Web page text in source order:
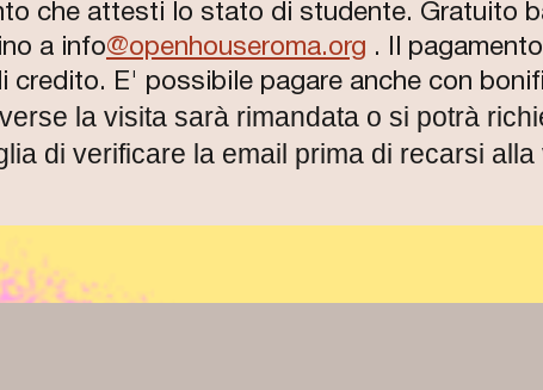
che attesti lo stato di studente. Gratuito
a info@openhouseroma.org . Il
credito. E' possibile pagare anche con
la visita sarà rimandata o si potrà
di verificare la email prima di recarsi alla